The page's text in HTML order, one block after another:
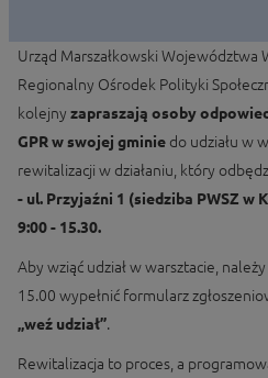
Urząd Marszałkowski Województwa
Regionalny Ośrodek Polityki
kolejny zapraszają osoby
GPR w swojej gminie do udziału w
rewitalizacji w działaniu, który
- ul. Przyjaźni 1 (siedziba PWSZ w
9:00 - 15.30.
Aby wziąć udział w warsztacie,
15.00 wypełnić formularz
„weź udział”.
Rewitalizacja to proces, a